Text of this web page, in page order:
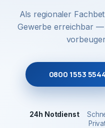
Als regionaler
Gewerbe erreichbar
0800 1553
24h Notdienst